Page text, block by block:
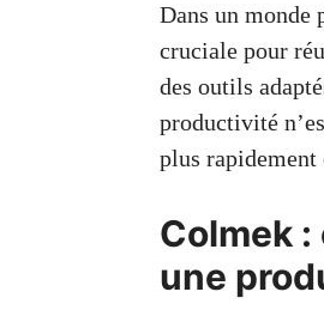
Dans un monde
cruciale pour
des outils
productivité
plus rapidement
Colmek
une